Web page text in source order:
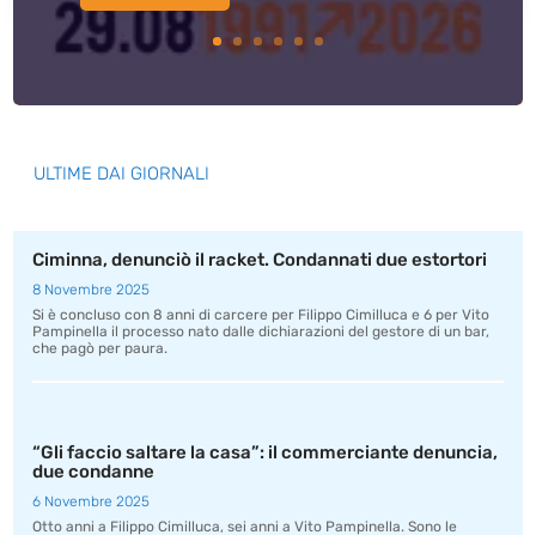
ULTIME DAI GIORNALI
Ciminna, denunciò il racket. Condannati due estortori
8 Novembre 2025
Si è concluso con 8 anni di carcere per Filippo Cimilluca e 6 per Vito
Pampinella il processo nato dalle dichiarazioni del gestore di un bar,
che pagò per paura.
“Gli faccio saltare la casa”: il commerciante denuncia,
due condanne
6 Novembre 2025
Otto anni a Filippo Cimilluca, sei anni a Vito Pampinella. Sono le